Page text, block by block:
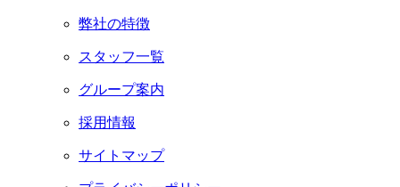
弊社の特徴
スタッフ一覧
グループ案内
採用情報
サイトマップ